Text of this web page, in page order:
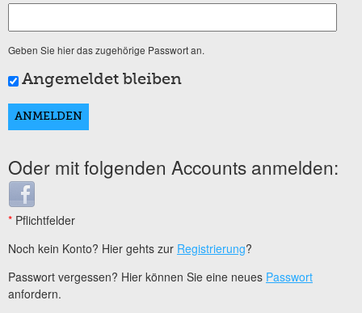
Geben Sie hier das zugehörige Passwort an.
Angemeldet bleiben
Oder mit folgenden Accounts anmelden:
Login with Facebook
* Pflichtfelder
Noch kein Konto? Hier gehts zur Registrierung?
Passwort vergessen? Hier können Sie eine neues Passwort
anfordern.